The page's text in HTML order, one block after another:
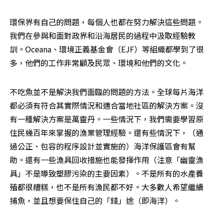
環保界有自己的問題，每個人也都在努力解決這些問題。
我們在參與和面對政界和沿海居民的過程中汲取經驗教
訓。Oceana、環境正義基金會（EJF）等組織都學到了很
多，他們的工作非常顧及民眾、環境和他們的文化。
不吃魚並不是解決我們面臨的問題的方法。全球每片海洋
都必須有符合其實際情況和適合當地社區的解決方案。沒
有一種解決方案是萬靈丹。一些情況下，我們需要學習原
住民幾百年來掌握的漁業管理經驗。還有些情況下，（通
過公正、包容的程序設計並實施的）海洋保護區會有幫
助。還有一些漁具回收措施也能發揮作用（注意「幽靈漁
具」不是導致塑膠污染的主要因素）。不是所有的水產養
殖都很糟糕，也不是所有漁民都不好。大多數人希望繼續
捕魚，並且想要保住自己的「錢」途（即海洋）。